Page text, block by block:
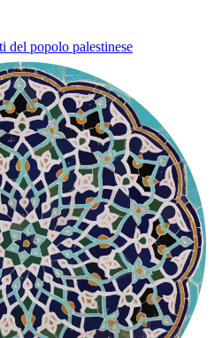
del popolo palestinese